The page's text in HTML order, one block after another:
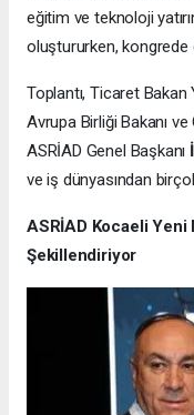
eğitim ve teknoloji
oluştururken, kongrede
Toplantı, Ticaret Bakan
Avrupa Birliği Bakanı
ASRİAD Genel Başkanı
ve iş dünyasından
ASRİAD Kocaeli Yeni
Şekillendiriyor